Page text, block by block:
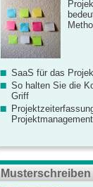
SaaS für das
So halten Sie die
Griff
Projektmanagement
Musterschreiben